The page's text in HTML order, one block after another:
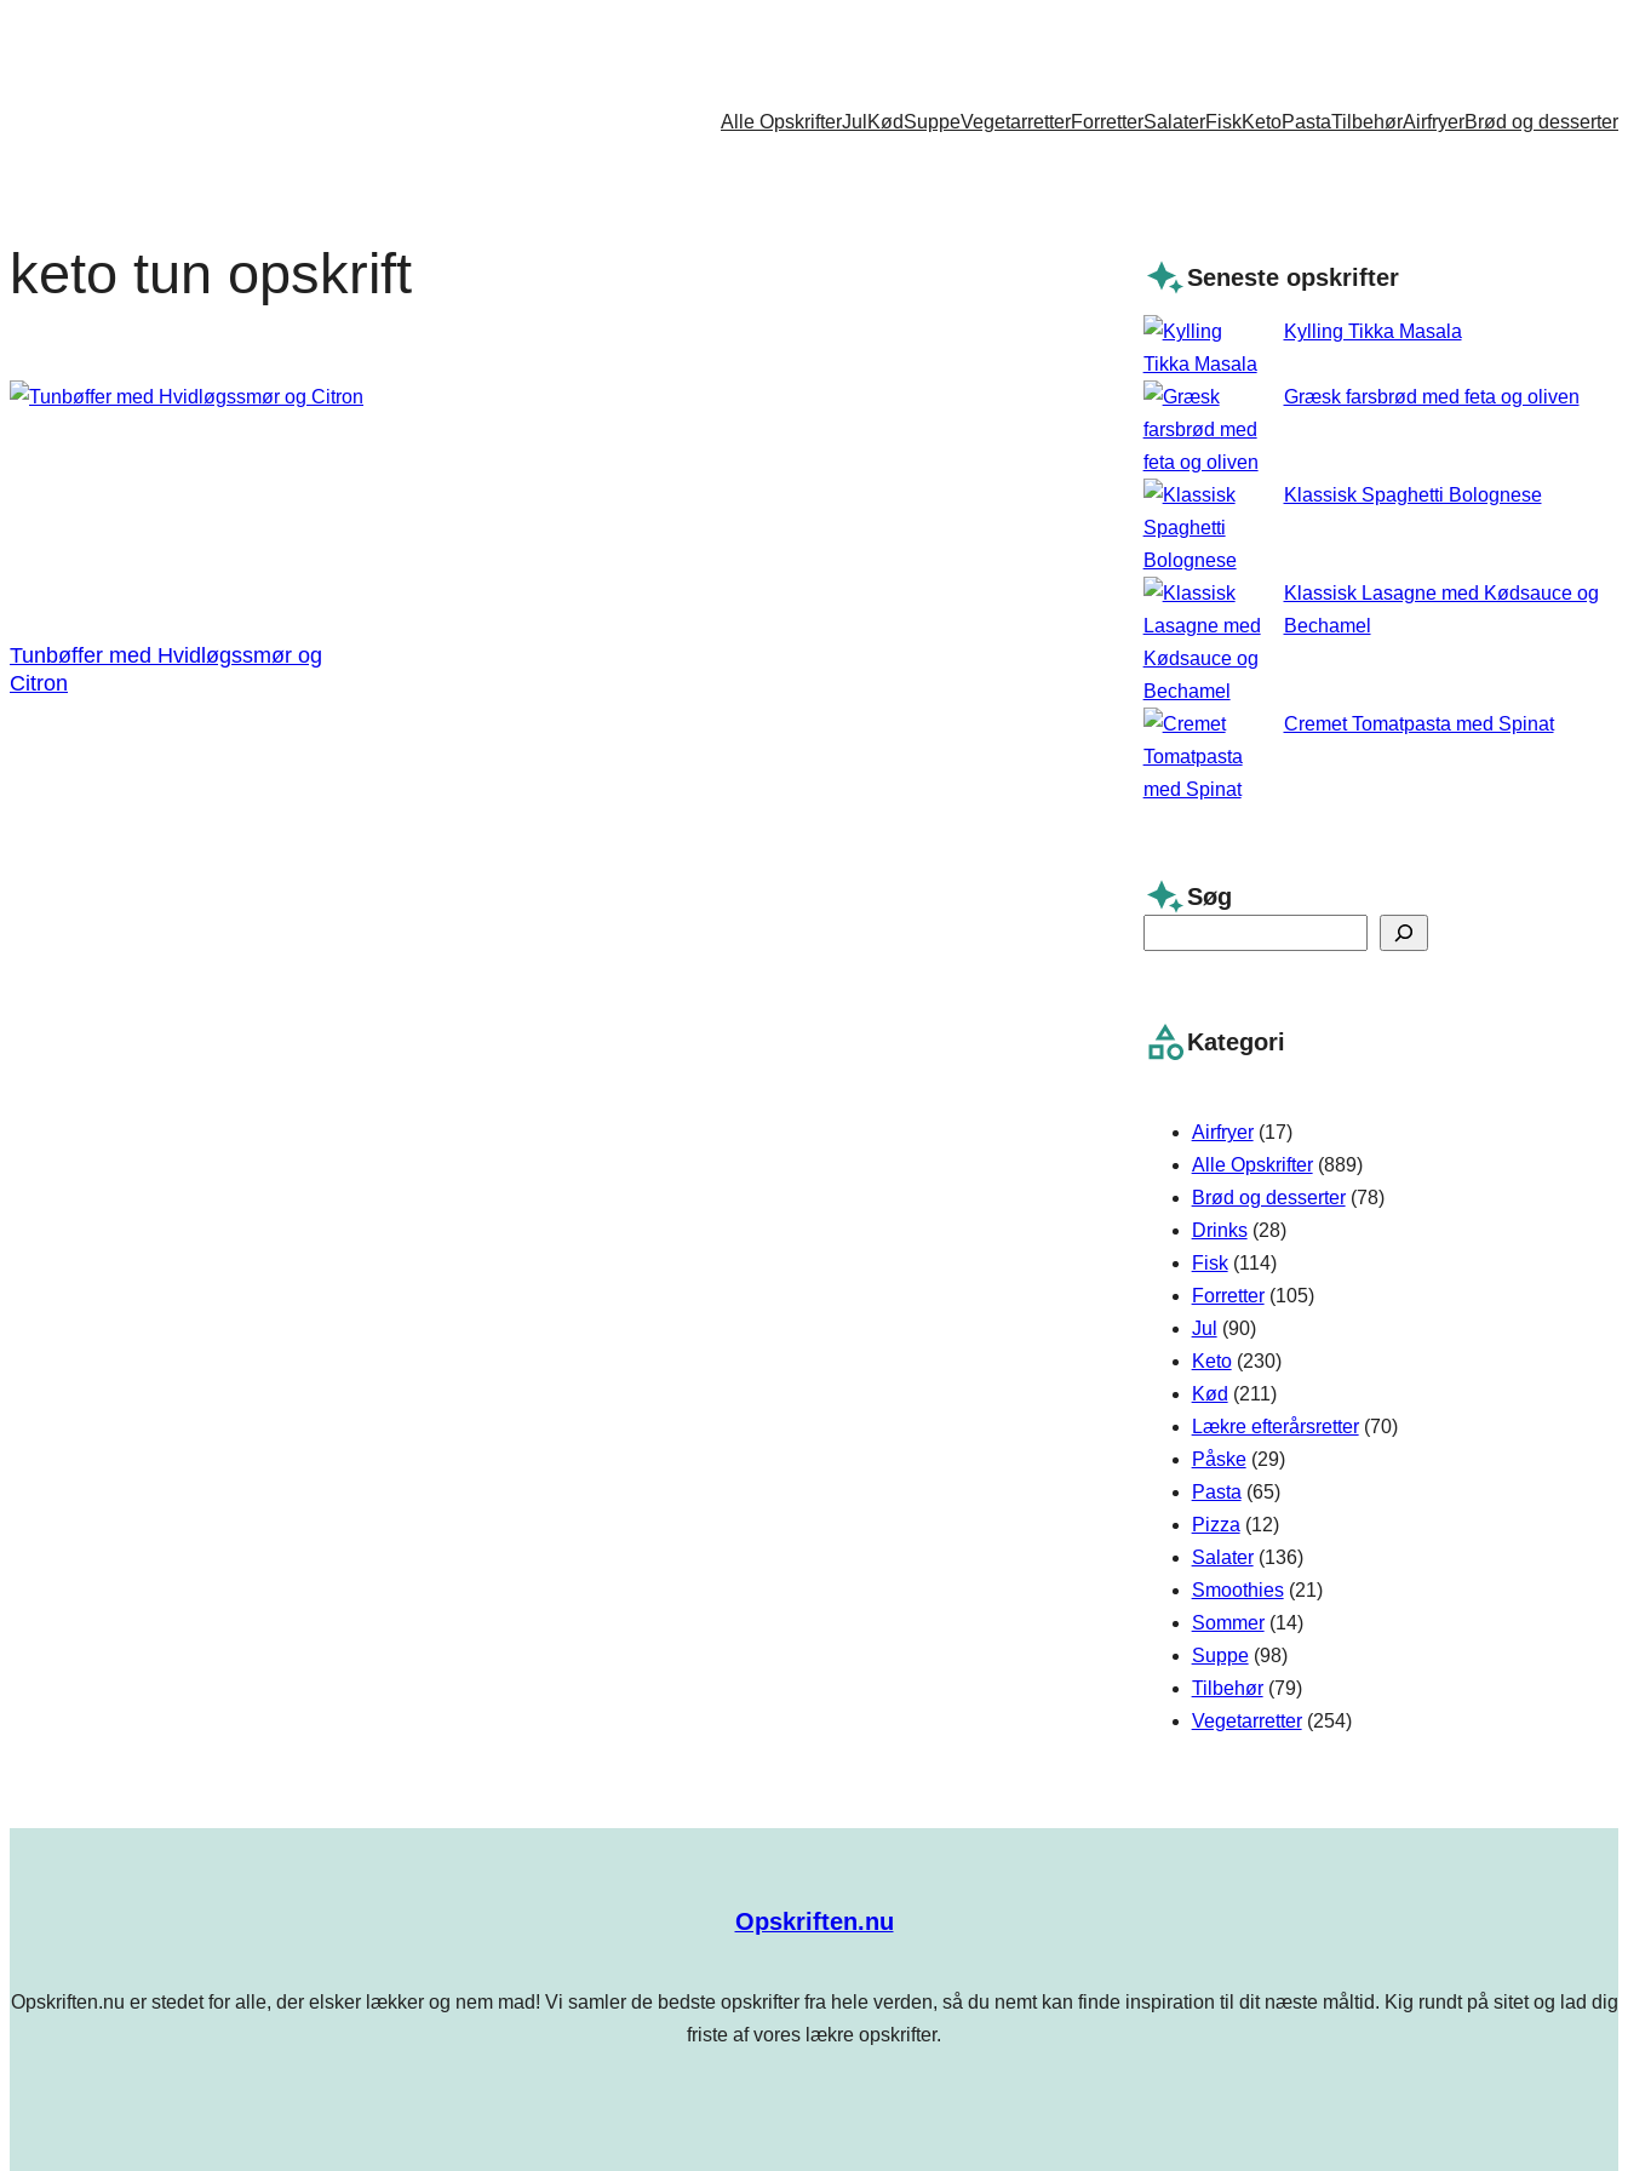
Alle OpskrifterJul KødSuppeVegetarretterForretterSalaterFiskKetoPastaTilbehørAirfryerBrød og desserter
keto tun opskrift
Tunbøffer med Hvidløgssmør og
Citron
Seneste opskrifter
Kylling Tikka Masala
Græsk farsbrød med feta og oliven
Klassisk Spaghetti Bolognese
Klassisk Lasagne med Kødsauce og
Bechamel
Cremet Tomatpasta med Spinat
Søg
c
Kategori
Airfryer(17)
Alle Opskrifter(889)
Brød og desserter(78)
Drinks(28)
Fisk(114)
Forretter(105)
Jul (90)
Keto(230)
Kød (211)
Lækre efterårsretter(70)
Påske(29)
Pasta (65)
Pizza (12)
Salater(136)
Smoothies(21)
Sommer(14)
Suppe(98)
Tilbehør(79)
Vegetarretter(254)
Opskriften.nu
Opskriften.nu er stedet for alle, der elsker lækker og nem mad! Vi samler de bedste opskrifter fra hele verden, så du nemt kan finde inspiration til dit næste måltid. Kig rundt på sitet og lad dig
friste af vores lækre opskrifter.